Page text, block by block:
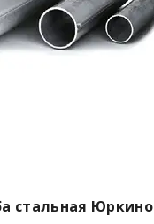
стальная Юркино